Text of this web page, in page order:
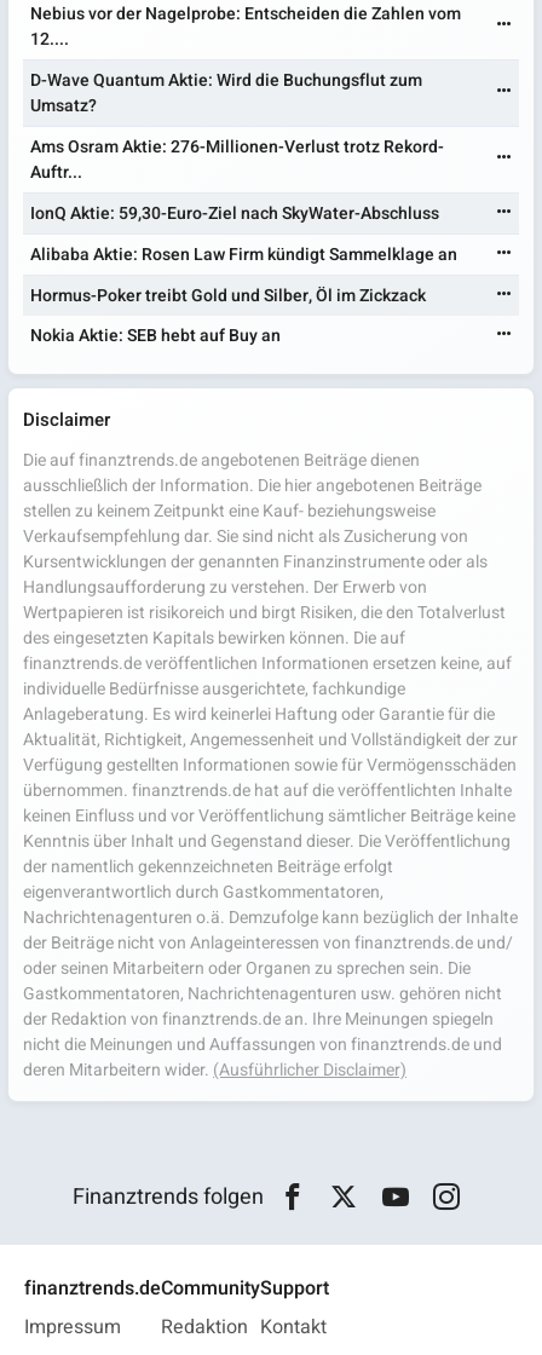
Nebius vor der Nagelprobe: Entscheiden die Zahlen vom
12....
D-Wave Quantum Aktie: Wird die Buchungsflut zum
Umsatz?
Ams Osram Aktie: 276-Millionen-Verlust trotz Rekord-
Auftr...
IonQ Aktie: 59,30-Euro-Ziel nach SkyWater-Abschluss
Alibaba Aktie: Rosen Law Firm kündigt Sammelklage an
Hormus-Poker treibt Gold und Silber, Öl im Zickzack
Nokia Aktie: SEB hebt auf Buy an
Disclaimer
Die auf finanztrends.de angebotenen Beiträge dienen
ausschließlich der Information. Die hier angebotenen Beiträge
stellen zu keinem Zeitpunkt eine Kauf- beziehungsweise
Verkaufsempfehlung dar. Sie sind nicht als Zusicherung von
Kursentwicklungen der genannten Finanzinstrumente oder als
Handlungsaufforderung zu verstehen. Der Erwerb von
Wertpapieren ist risikoreich und birgt Risiken, die den Totalverlust
des eingesetzten Kapitals bewirken können. Die auf
finanztrends.de veröffentlichen Informationen ersetzen keine, auf
individuelle Bedürfnisse ausgerichtete, fachkundige
Anlageberatung. Es wird keinerlei Haftung oder Garantie für die
Aktualität, Richtigkeit, Angemessenheit und Vollständigkeit der zur
Verfügung gestellten Informationen sowie für Vermögensschäden
übernommen. finanztrends.de hat auf die veröffentlichten Inhalte
keinen Einfluss und vor Veröffentlichung sämtlicher Beiträge keine
Kenntnis über Inhalt und Gegenstand dieser. Die Veröffentlichung
der namentlich gekennzeichneten Beiträge erfolgt
eigenverantwortlich durch Gastkommentatoren,
Nachrichtenagenturen o.ä. Demzufolge kann bezüglich der Inhalte
der Beiträge nicht von Anlageinteressen von finanztrends.de und/
oder seinen Mitarbeitern oder Organen zu sprechen sein. Die
Gastkommentatoren, Nachrichtenagenturen usw. gehören nicht
der Redaktion von finanztrends.de an. Ihre Meinungen spiegeln
nicht die Meinungen und Auffassungen von finanztrends.de und
deren Mitarbeitern wider. (Ausführlicher Disclaimer)
Finanztrends folgen
finanztrends.de
Impressum
Community
Redaktion
Support
Kontakt